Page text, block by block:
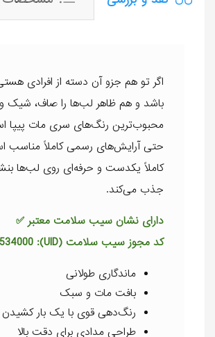
اگر تو هم جزو آن دسته از افرادی
محبوب‌ترین رنگ‌های سری مات پیپا
حتی آرایش‌های رسمی کاملاً مناسب
جذب می‌کند.
دارای نشان سیب سلامت معتبر ✅
کد مجوز سیب سلامت (UID): 30916000130855534000
ماندگاری طولانی
بافت مات و سبک
رنگ‌دهی قوی با یک بار کشیدن
طراحی مدادی برای دقت بالا